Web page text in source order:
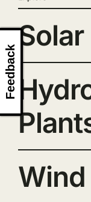
Feedback